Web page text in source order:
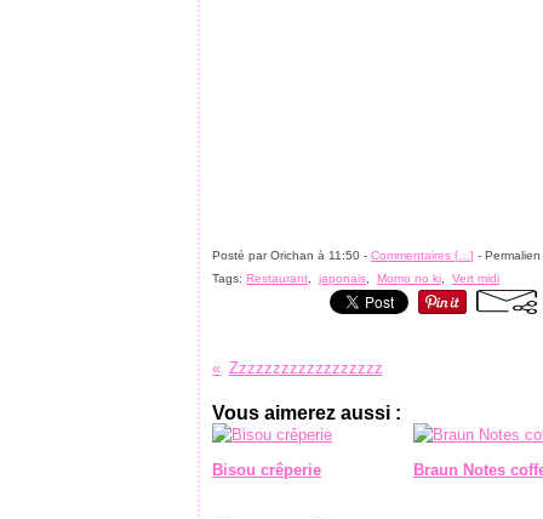
Posté par Orichan à 11:50 - Commentaires [ ] - Permalien
Tags: Restaurant japonais Momo no ki Vert midi
Zzzzzzzzzzzzzzzzzz
Vous aimerez aussi :
Bisou crêperie Braun Notes